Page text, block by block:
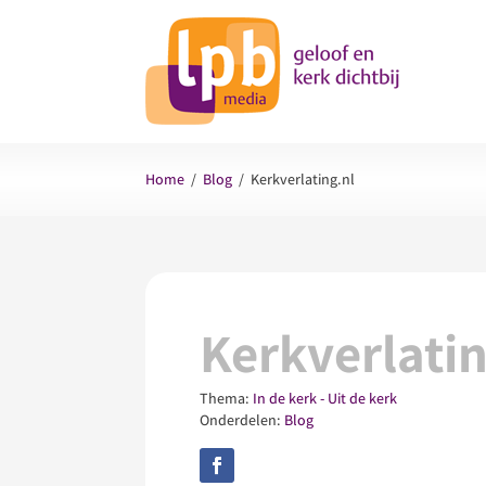
Home / Blog / Kerkverlating.nl
Thema: In de kerk - Uit de kerk
Onderdelen: Blog